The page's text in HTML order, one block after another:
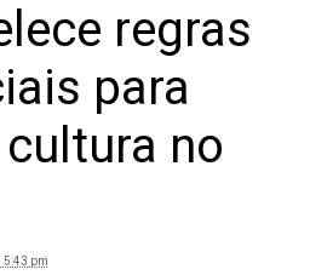
regras
para
no
5:43 pm